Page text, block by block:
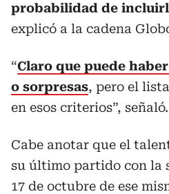
probabilidad de
explicó a la cadena
“Claro que puede
o sorpresas, pero el
en esos criterios”, señaló.
Cabe anotar que el
su último partido con la
17 de octubre de ese